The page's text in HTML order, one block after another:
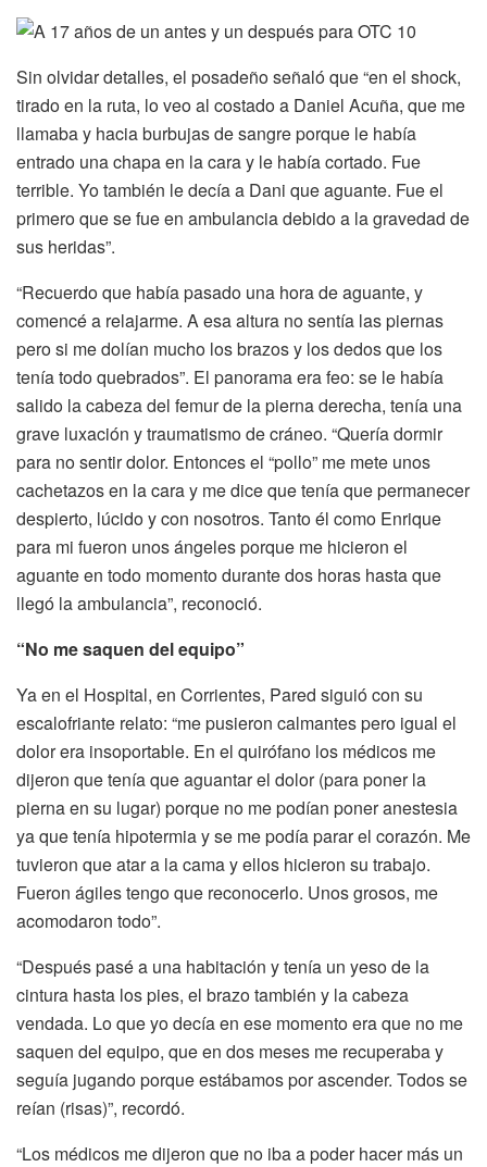
Sin olvidar detalles, el posadeño señaló que “en el shock,
tirado en la ruta, lo veo al costado a Daniel Acuña, que me
llamaba y hacia burbujas de sangre porque le había
entrado una chapa en la cara y le había cortado. Fue
terrible. Yo también le decía a Dani que aguante. Fue el
primero que se fue en ambulancia debido a la gravedad de
sus heridas”.
“Recuerdo que había pasado una hora de aguante, y
comencé a relajarme. A esa altura no sentía las piernas
pero si me dolían mucho los brazos y los dedos que los
tenía todo quebrados”. El panorama era feo: se le había
salido la cabeza del femur de la pierna derecha, tenía una
grave luxación y traumatismo de cráneo. “Quería dormir
para no sentir dolor. Entonces el “pollo” me mete unos
cachetazos en la cara y me dice que tenía que permanecer
despierto, lúcido y con nosotros. Tanto él como Enrique
para mi fueron unos ángeles porque me hicieron el
aguante en todo momento durante dos horas hasta que
llegó la ambulancia”, reconoció.
“No me saquen del equipo”
Ya en el Hospital, en Corrientes, Pared siguió con su
escalofriante relato: “me pusieron calmantes pero igual el
dolor era insoportable. En el quirófano los médicos me
dijeron que tenía que aguantar el dolor (para poner la
pierna en su lugar) porque no me podían poner anestesia
ya que tenía hipotermia y se me podía parar el corazón. Me
tuvieron que atar a la cama y ellos hicieron su trabajo.
Fueron ágiles tengo que reconocerlo. Unos grosos, me
acomodaron todo”.
“Después pasé a una habitación y tenía un yeso de la
cintura hasta los pies, el brazo también y la cabeza
vendada. Lo que yo decía en ese momento era que no me
saquen del equipo, que en dos meses me recuperaba y
seguía jugando porque estábamos por ascender. Todos se
reían (risas)”, recordó.
“Los médicos me dijeron que no iba a poder hacer más un